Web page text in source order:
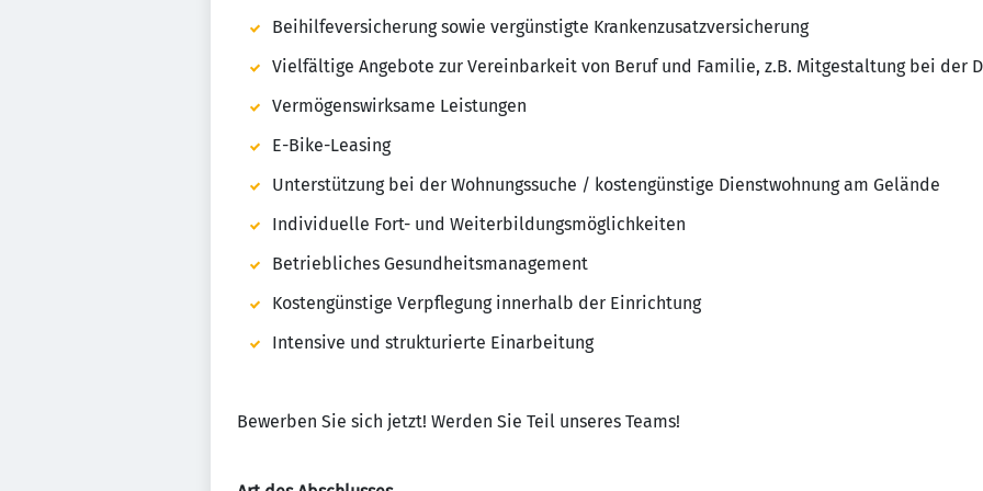
Beihilfeversicherung sowie vergünstigte Krankenzusatzversicherung
Vielfältige Angebote zur Vereinbarkeit von Beruf und Familie, z.B. Mitgestaltung bei der
Vermögenswirksame Leistungen
E-Bike-Leasing
Unterstützung bei der Wohnungssuche / kostengünstige Dienstwohnung am Gelände
Individuelle Fort- und Weiterbildungsmöglichkeiten
Betriebliches Gesundheitsmanagement
Kostengünstige Verpflegung innerhalb der Einrichtung
Intensive und strukturierte Einarbeitung
Bewerben Sie sich jetzt! Werden Sie Teil unseres Teams!